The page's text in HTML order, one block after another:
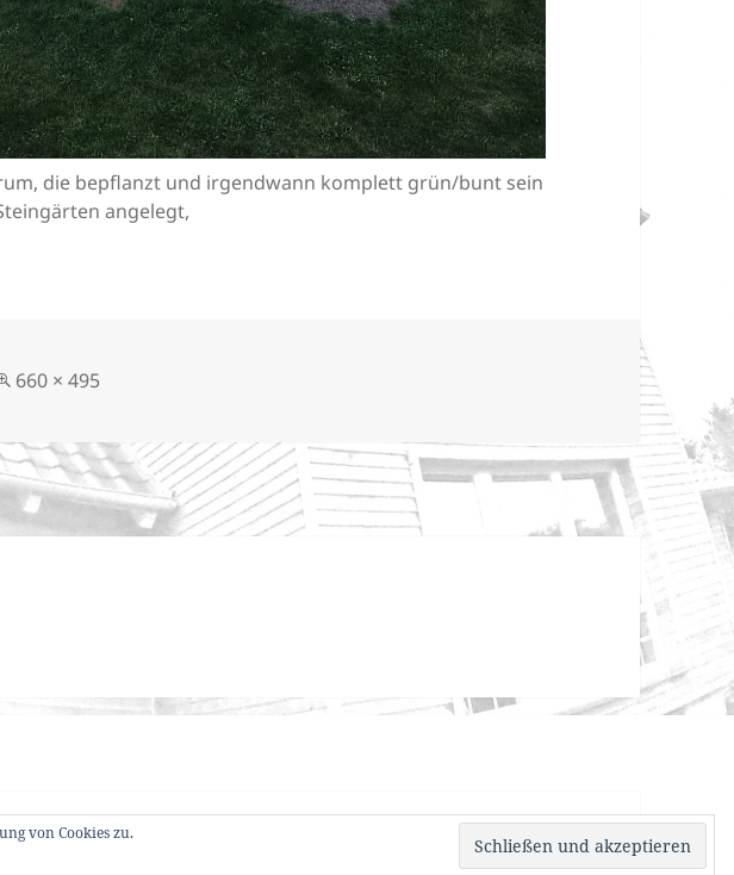
die bepflanzt und irgendwann komplett grün/bunt sein
angelegt,
Originalgröße
660 × 495
von Cookies zu.